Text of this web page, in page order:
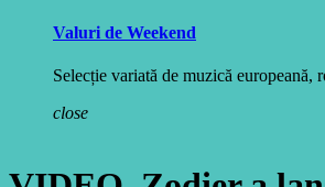
Valuri de Weekend
Selecție variată de muzică
close